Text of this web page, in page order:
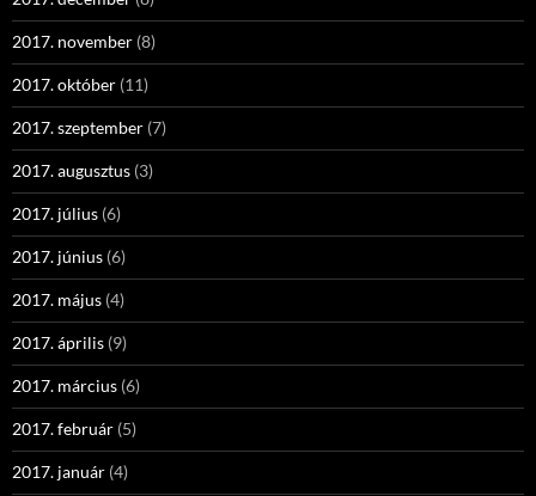
2017. november (8)
2017. október (11)
2017. szeptember (7)
2017. augusztus (3)
2017. július (6)
2017. június (6)
2017. május (4)
2017. április (9)
2017. március (6)
2017. február (5)
2017. január (4)